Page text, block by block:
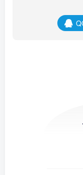
https://
https://
你就需要在这里添
在普通的Gradle构
Gson（一个用来处